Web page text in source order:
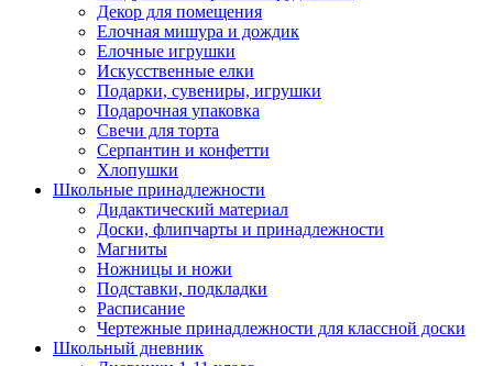
Декор для помещения
Елочная мишура и дождик
Елочные игрушки
Искусственные елки
Подарки, сувениры, игрушки
Подарочная упаковка
Свечи для торта
Серпантин и конфетти
Хлопушки
Школьные принадлежности
Дидактический материал
Доски, флипчарты и принадлежности
Магниты
Ножницы и ножи
Подставки, подкладки
Расписание
Чертежные принадлежности для классной доски
Школьный дневник